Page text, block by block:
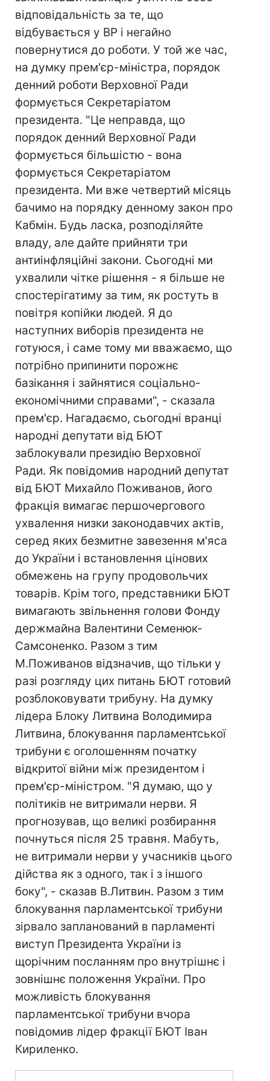
відповідальність за те, що
відбувається у ВР і негайно
повернутися до роботи. У той же час,
на думку прем'єр-міністра, порядок
денний роботи Верховної Ради
формується Секретаріатом
президента. "Це неправда, що
порядок денний Верховної Ради
формується більшістю - вона
формується Секретаріатом
президента. Ми вже четвертий місяць
бачимо на порядку денному закон про
Кабмін. Будь ласка, розподіляйте
владу, але дайте прийняти три
антиінфляційні закони. Сьогодні ми
ухвалили чітке рішення - я більше не
спостерігатиму за тим, як ростуть в
повітря копійки людей. Я до
наступних виборів президента не
готуюся, і саме тому ми вважаємо, що
потрібно припинити порожнє
базікання і зайнятися соціально-
економічними справами", - сказала
прем'єр. Нагадаємо, сьогодні вранці
народні депутати від БЮТ
заблокували президію Верховної
Ради. Як повідомив народний депутат
від БЮТ Михайло Поживанов, його
фракція вимагає першочергового
ухвалення низки законодавчих актів,
серед яких безмитне завезення м'яса
до України і встановлення цінових
обмежень на групу продовольчих
товарів. Крім того, представники БЮТ
вимагають звільнення голови Фонду
держмайна Валентини Семенюк-
Самсоненко. Разом з тим
М.Поживанов відзначив, що тільки у
разі розгляду цих питань БЮТ готовий
розблоковувати трибуну. На думку
лідера Блоку Литвина Володимира
Литвина, блокування парламентської
трибуни є оголошенням початку
відкритої війни між президентом і
прем'єр-міністром. "Я думаю, що у
політиків не витримали нерви. Я
прогнозував, що великі розбирання
почнуться після 25 травня. Мабуть,
не витримали нерви у учасників цього
дійства як з одного, так і з іншого
боку", - сказав В.Литвин. Разом з тим
блокування парламентської трибуни
зірвало запланований в парламенті
виступ Президента України із
щорічним посланням про внутрішнє і
зовнішнє положення України. Про
можливість блокування
парламентської трибуни вчора
повідомив лідер фракції БЮТ Іван
Кириленко.